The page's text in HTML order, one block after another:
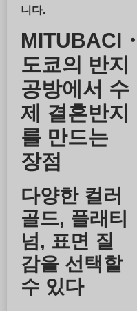
니다.
MITUBACI・
도쿄의 반지
공방에서 수
제 결혼반지
를 만드는
장점
다양한 컬러
골드, 플래티
넘, 표면 질
감을 선택할
수 있다